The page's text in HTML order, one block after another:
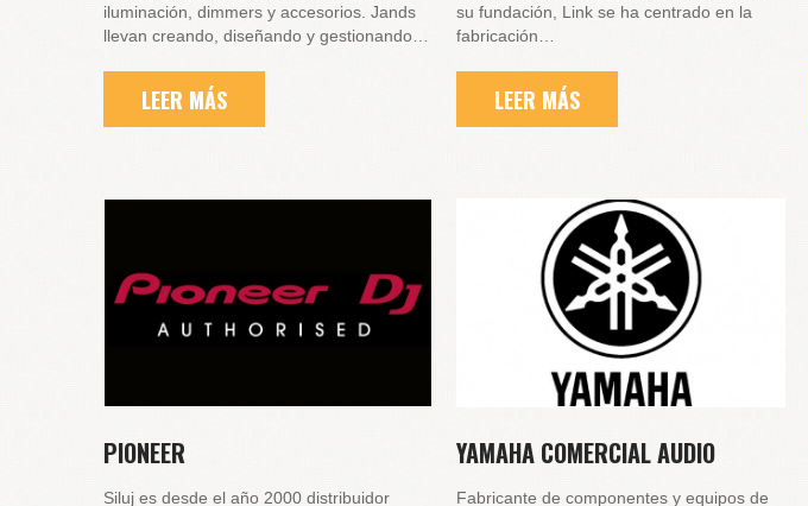
iluminación, dimmers y accesorios. Jands
llevan creando, diseñando y gestionando…
LEER MÁS
su fundación, Link se ha centrado en la
fabricación…
LEER MÁS
PIONEER
Siluj es desde el año 2000 distribuidor
YAMAHA COMERCIAL AUDIO
Fabricante de componentes y equipos de